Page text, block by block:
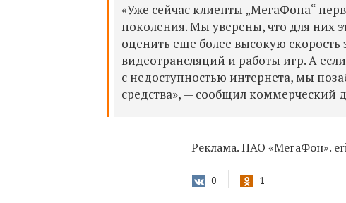
«Уже сейчас клиенты „МегаФона“
поколения. Мы уверены, что для них
оценить еще более высокую
видеотрансляций и работы игр. А
с недоступностью интернета, мы
средства», — сообщил коммерческий
Реклама. ПАО «МегаФон».
0 1